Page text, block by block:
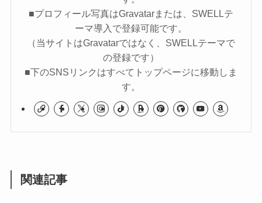
■プロフィール写真はGravatarまたは、SWELLテ
ーマ導入で登録可能です。
（当サイトはGravatarではなく、SWELLテーマで
の登録です）
■下のSNSリンクはすべてトップページに移動しま
す。
関連記事